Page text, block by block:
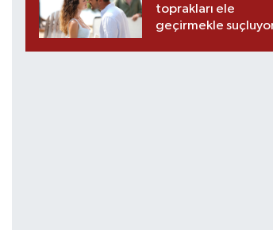
toprakları ele
geçirmekle